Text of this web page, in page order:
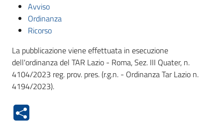
Avviso
Ordinanza
Ricorso
La pubblicazione viene effettuata in esecuzione
dell'ordinanza del TAR Lazio - Roma, Sez. III Quater, n.
4104/2023 reg. prov. pres. (r.g.n. - Ordinanza Tar Lazio n.
4194/2023).